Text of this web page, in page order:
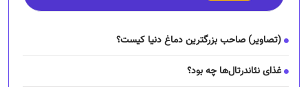
(تصاویر) صاحب بزرگترین دماغ دنیا کیست؟
غذای نئاندرتال‌ها چه بود؟